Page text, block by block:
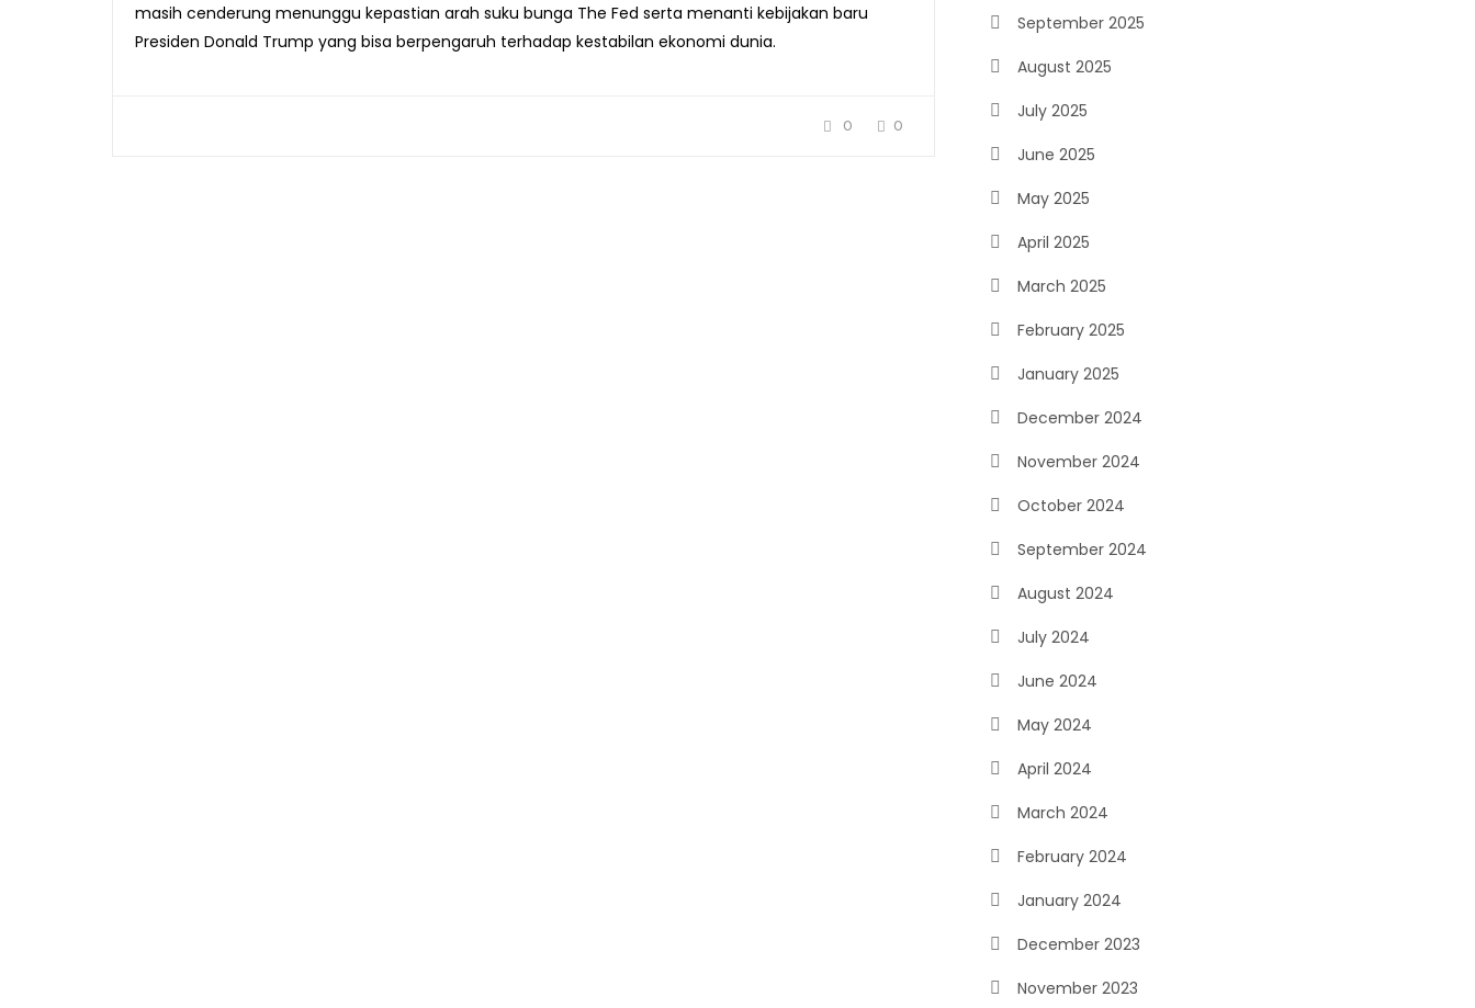
masih cenderung menunggu kepastian arah suku bunga The Fed serta menanti kebijakan baru
Presiden Donald Trump yang bisa berpengaruh terhadap kestabilan ekonomi dunia.
0 0
September 2025
August 2025
July 2025
June 2025
May 2025
April 2025
March 2025
February 2025
January 2025
December 2024
November 2024
October 2024
September 2024
August 2024
July 2024
June 2024
May 2024
April 2024
March 2024
February 2024
January 2024
December 2023
November 2023